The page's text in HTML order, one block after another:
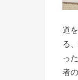
道
る
っ
者